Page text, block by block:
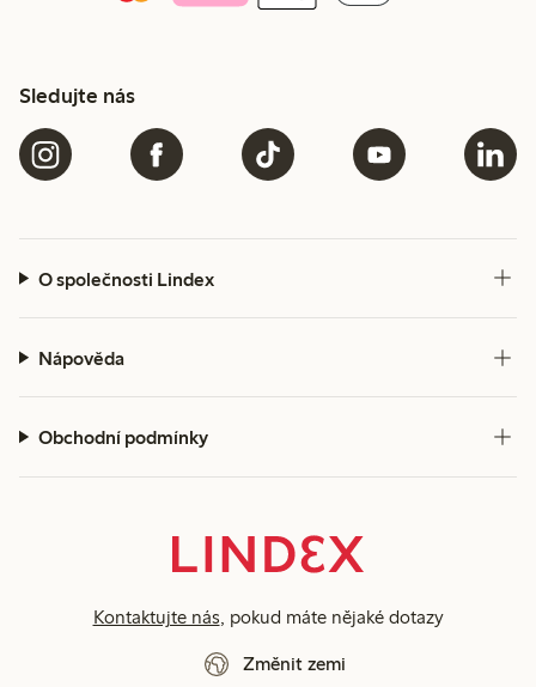
Sledujte nás
O společnosti Lindex
Nápověda
Obchodní podmínky
Kontaktujte nás , pokud máte nějaké dotazy
Změnit zemi